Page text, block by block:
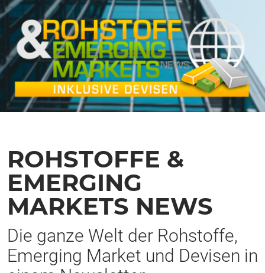
ROHSTOFFE &
EMERGING
MARKETS NEWS
Die ganze Welt der Rohstoffe,
Emerging Market und Devisen in